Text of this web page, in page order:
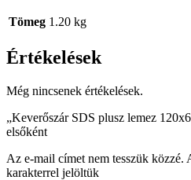
Tömeg 1.20 kg
Értékelések
Még nincsenek értékelések.
„Keverőszár SDS plusz lemez
elsőként
Az e-mail címet nem tesszük közzé.
karakterrel jelöltük